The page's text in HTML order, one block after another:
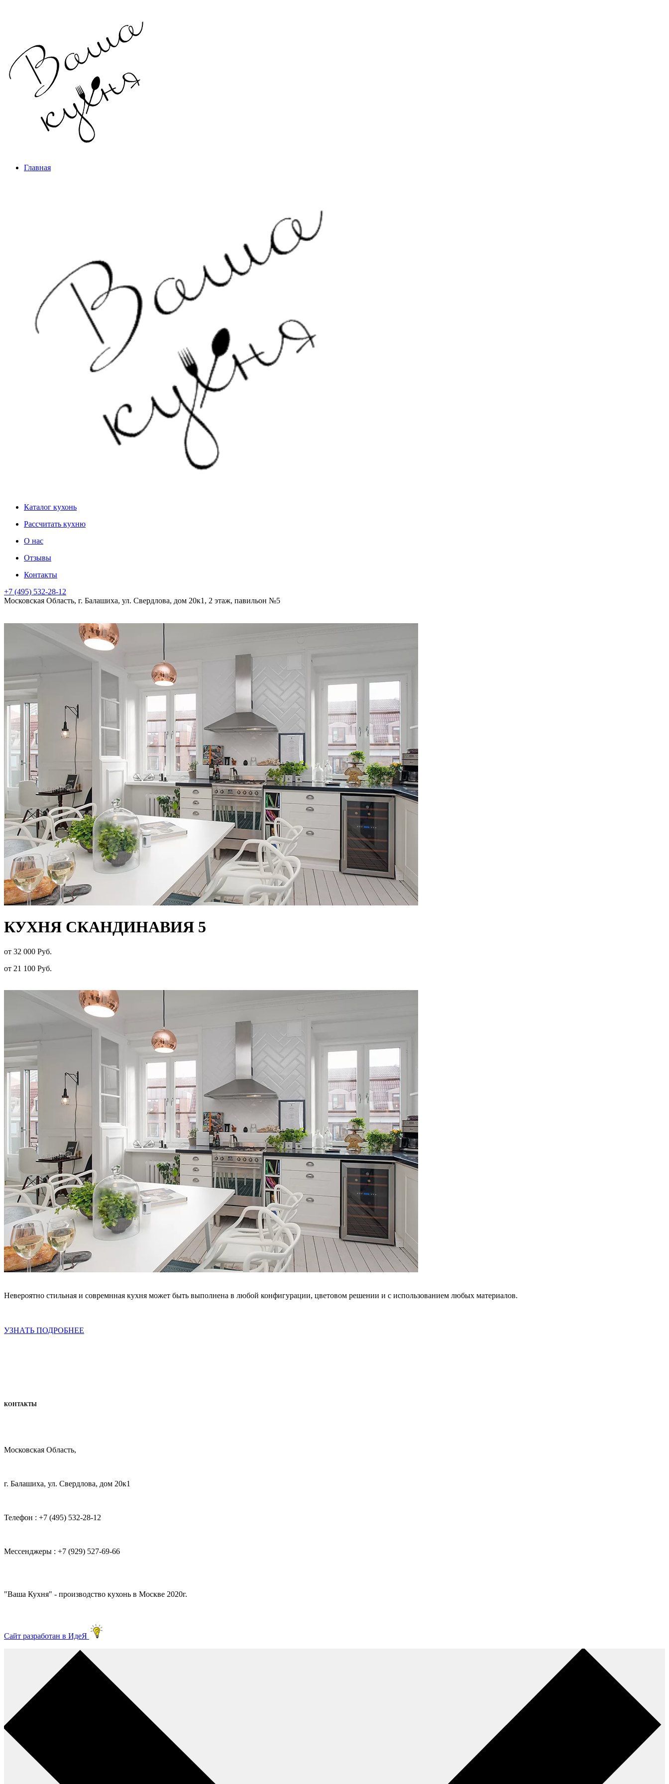
Главная
Каталог кухонь
Рассчитать кухню
О нас
Отзывы
Контакты
+7 (495) 532-28-12
Московская Область, г. Балашиха, ул. Свердлова, дом 20к1, 2 этаж, павильон №5
КУХНЯ СКАНДИНАВИЯ 5
от 32 000 Руб.
от 21 100 Руб.
Невероятно стильная и совремнная кухня может быть выполнена в любой конфигурации, цветовом решении и с использованием любых материалов.
УЗНАТЬ ПОДРОБНЕЕ
КОНТАКТЫ
Московская Область,
г. Балашиха, ул. Свердлова, дом 20к1
Телефон : +7 (495) 532-28-12
Мессенджеры : +7 (929) 527-69-66
"Ваша Кухня" - производство кухонь в Москве 2020г.
Сайт разработан в ИдеЯ